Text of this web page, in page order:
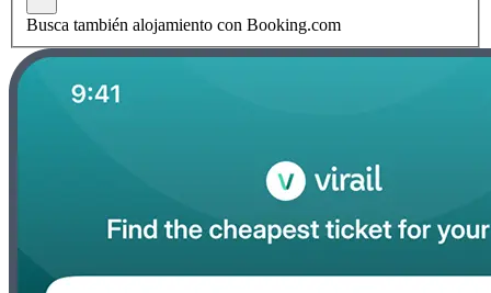
Busca también alojamiento con Booking.com